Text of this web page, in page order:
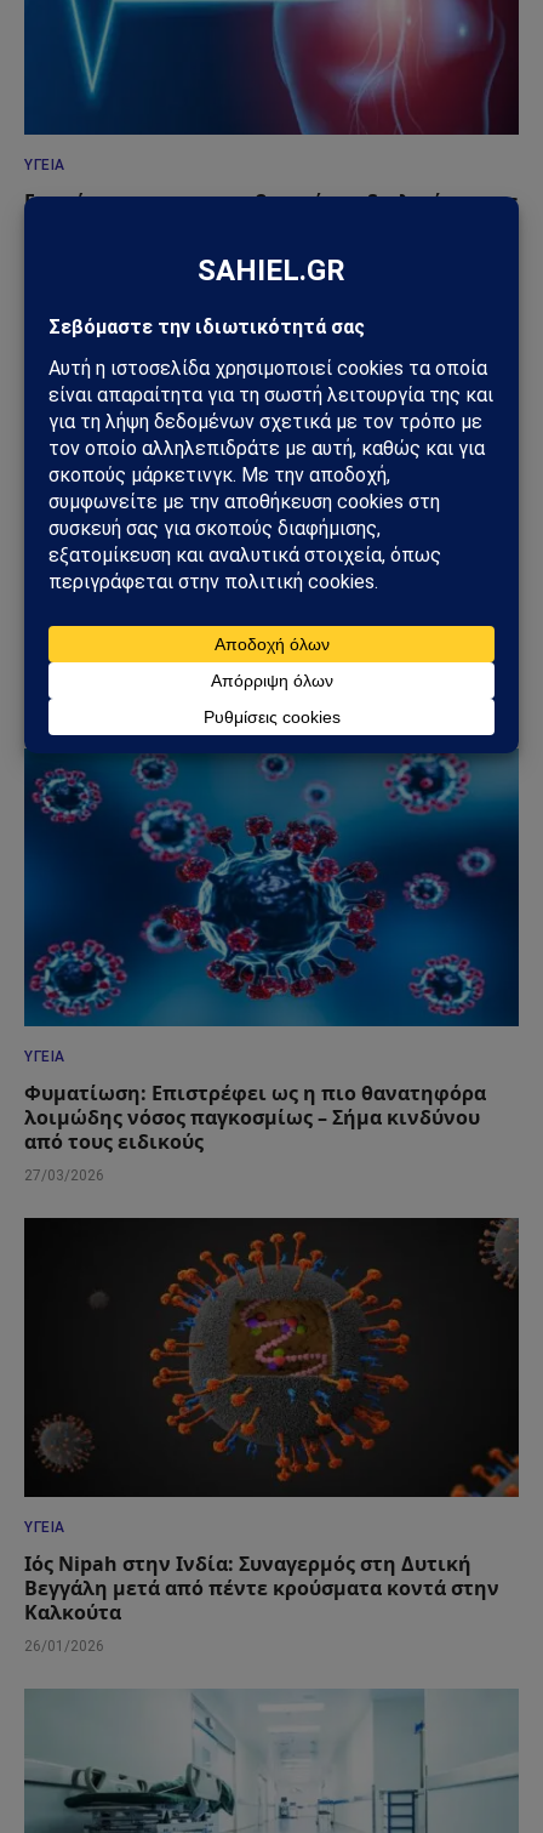
ΥΓΕΊΑ
Επανάσταση στην επεμβατική καρδιολογία με τις
Ιός hantavirus σε κρουαζιερόπλοιο στον
Ατλαντικό: Τρεις νεκροί και διεθνής συναγερμός
04/05/2026
ΥΓΕΊΑ
Φυματίωση: Επιστρέφει ως η πιο θανατηφόρα
λοιμώδης νόσος παγκοσμίως – Σήμα κινδύνου
από τους ειδικούς
27/03/2026
ΥΓΕΊΑ
Ιός Nipah στην Ινδία: Συναγερμός στη Δυτική
Βεγγάλη μετά από πέντε κρούσματα κοντά στην
Καλκούτα
26/01/2026